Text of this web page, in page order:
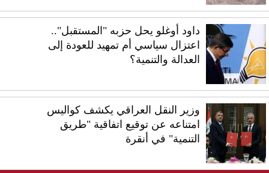
داود أوغلو يحل حزبه "المستقبل"..
اعتزال سياسي أم تمهيد للعودة إلى
العدالة والتنمية؟
وزير النقل العراقي يكشف كواليس
امتناعه عن توقيع اتفاقية "طريق
التنمية" في أنقرة